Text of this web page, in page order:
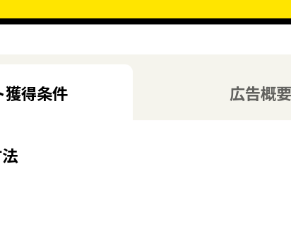
獲得条件 広告概要